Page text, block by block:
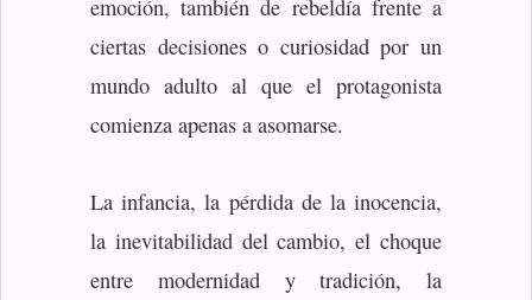
emoción, también de rebeldía frente a
ciertas decisiones o curiosidad por un
mundo adulto al que el protagonista
comienza apenas a asomarse.
La infancia, la pérdida de la inocencia,
la inevitabilidad del cambio, el choque
entre modernidad y tradición, la